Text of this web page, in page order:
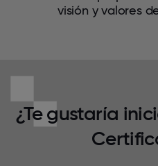
visión y valores
¿Te gustaría